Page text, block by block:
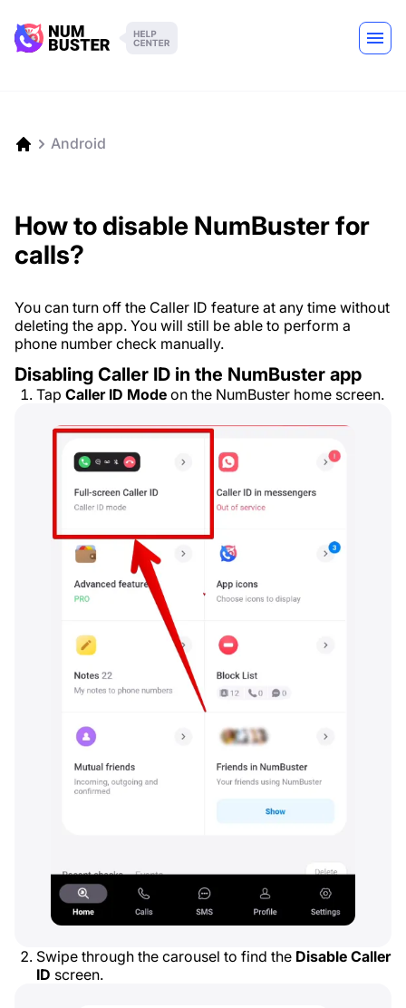
Android
How to disable NumBuster for
calls?
You can turn off the Caller ID feature at any time without
deleting the app. You will still be able to perform a
phone number check manually.
Disabling Caller ID in the NumBuster app
Tap Caller ID Mode on the NumBuster home screen.
Swipe through the carousel to find the Disable Caller
ID screen.